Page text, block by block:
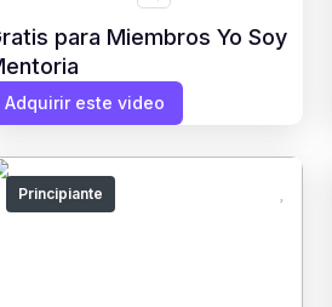
para Miembros Yo Soy
Adquirir este video
Principiante